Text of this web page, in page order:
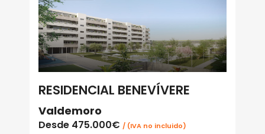
RESIDENCIAL BENEVÍVERE
Valdemoro
Desde 475.000€ / (IVA no incluido)